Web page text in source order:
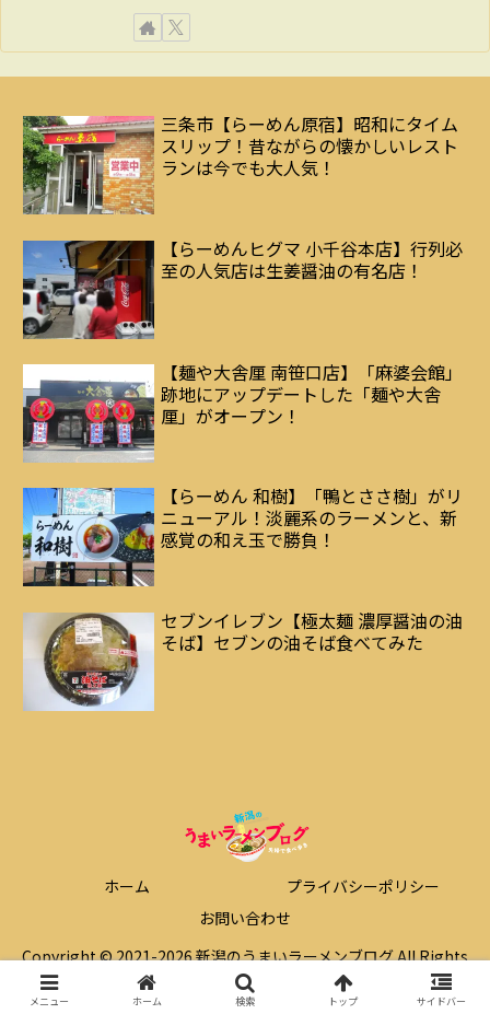
三条市【らーめん原宿】昭和にタイム
スリップ！昔ながらの懐かしいレスト
ランは今でも大人気！
【らーめんヒグマ 小千谷本店】行列必
至の人気店は生姜醤油の有名店！
【麺や大舎厘 南笹口店】「麻婆会館」
跡地にアップデートした「麺や大舎
厘」がオープン！
【らーめん 和樹】「鴨とささ樹」がリ
ニューアル！淡麗系のラーメンと、新
感覚の和え玉で勝負！
セブンイレブン【極太麺 濃厚醤油の油
そば】セブンの油そば食べてみた
ホーム
プライバシーポリシー
お問い合わせ
Copyright © 2021-2026 新潟のうまいラーメンブログ All Rights
Reserved.
メニュー ホーム 検索 トップ サイドバー